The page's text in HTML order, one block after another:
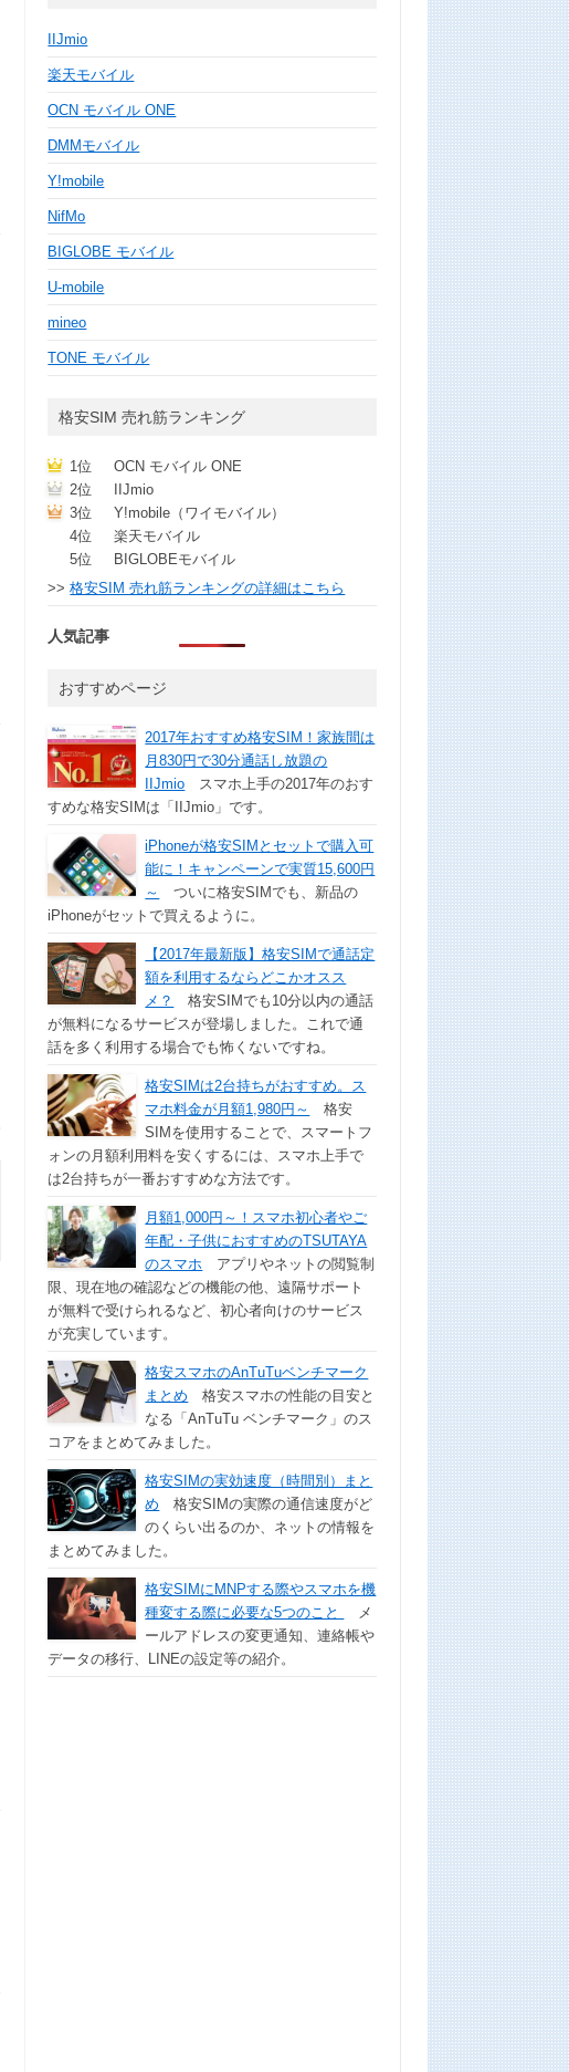
IIJmio
楽天モバイル
OCN モバイル ONE
DMMモバイル
Y!mobile
NifMo
BIGLOBE モバイル
U-mobile
mineo
TONE モバイル
格安SIM 売れ筋ランキング
1位
OCN モバイル ONE
2位
IIJmio
3位
Y!mobile（ワイモバイル）
4位
楽天モバイル
5位
BIGLOBEモバイル
>>格安SIM 売れ筋ランキングの詳細はこちら
人気記事
おすすめページ
2017年おすすめ格安SIM！家族間は
月830円で30分通話し放題の
IIJmio スマホ上手の2017年のおす
すめな格安SIMは「IIJmio」です。
iPhoneが格安SIMとセットで購入可
能に！キャンペーンで実質15,600円
～
ついに格安SIMでも、新品の
iPhoneがセットで買えるように。
【2017年最新版】格安SIMで通話定
額を利用するならどこかオスス
メ？
格安SIMでも10分以内の通話
が無料になるサービスが登場しました。これで通
話を多く利用する場合でも怖くないですね。
格安SIMは2台持ちがおすすめ。ス
マホ料金が月額1,980円～
格安
SIMを使用することで、スマートフ
ォンの月額利用料を安くするには、スマホ上手で
は2台持ちが一番おすすめな方法です。
月額1,000円～！スマホ初心者やご
年配・子供におすすめのTSUTAYA
のスマホ アプリやネットの閲覧制
限、現在地の確認などの機能の他、遠隔サポート
が無料で受けられるなど、初心者向けのサービス
が充実しています。
格安スマホのAnTuTuベンチマーク
まとめ 格安スマホの性能の目安と
なる「AnTuTu ベンチマーク」のス
コアをまとめてみました。
格安SIMの実効速度（時間別）まと
め 格安SIMの実際の通信速度がど
のくらい出るのか、ネットの情報を
まとめてみました。
格安SIMにMNPする際やスマホを機
種変する際に必要な5つのこと
メ
ールアドレスの変更通知、連絡帳や
データの移行、LINEの設定等の紹介。